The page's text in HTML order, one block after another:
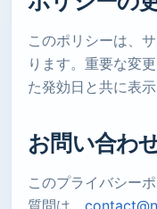
このポリシーは、
ります。重要な変
た発効日と共に表
お問い合わ
このプライバシー
質問は、